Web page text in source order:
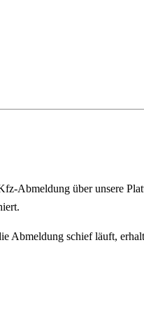
Abmeldung über unsere
Abmeldung schief läuft,